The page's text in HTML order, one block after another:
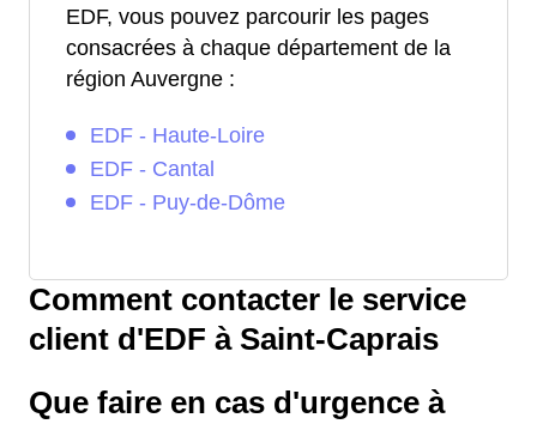
EDF, vous pouvez parcourir les pages
consacrées à chaque département de la
région Auvergne :
EDF - Haute-Loire
EDF - Cantal
EDF - Puy-de-Dôme
Comment contacter le service
client d'EDF à Saint-Caprais
Que faire en cas d'urgence à